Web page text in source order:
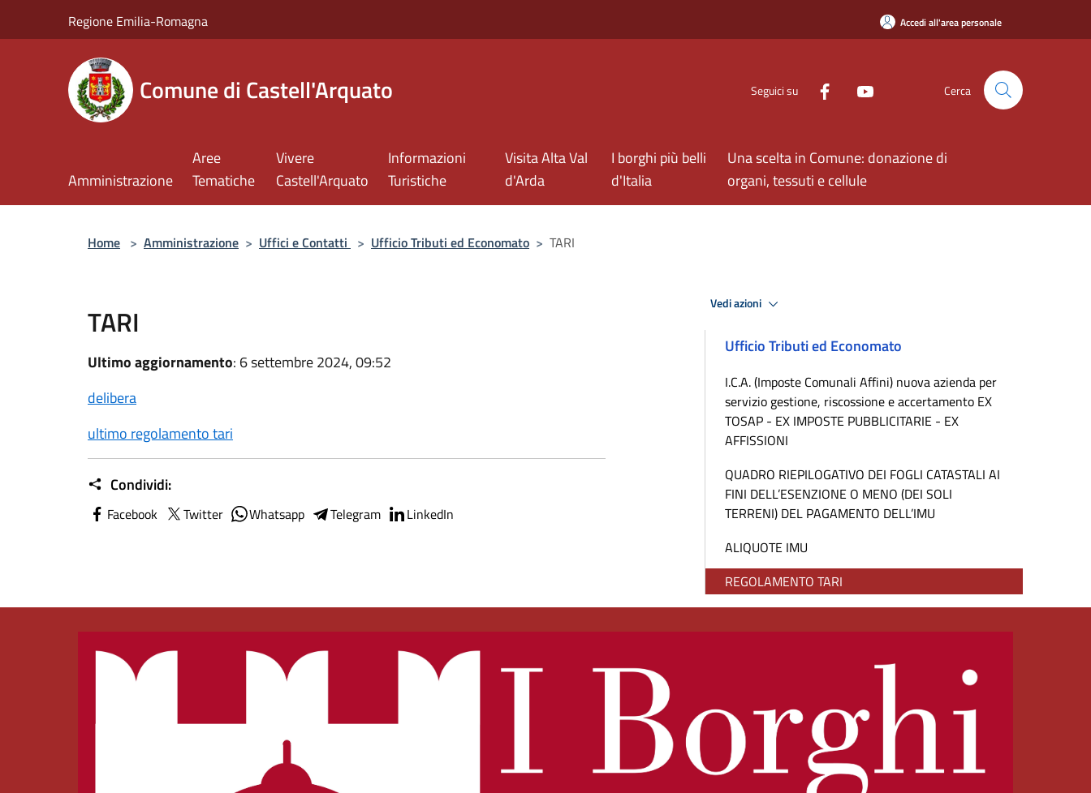
Regione Emilia-Romagna Accedi all'area personale
Comune di Castell'Arquato Seguici su Cerca
Amministrazione
Aree
Tematiche
Vivere
Castell'Arquato
Informazioni
Turistiche
Visita Alta Val
d'Arda
I borghi più belli
d'Italia
Una scelta in Comune: donazione di
organi, tessuti e cellule
Home > Amministrazione > Uffici e Contatti > Ufficio Tributi ed Economato > TARI
TARI
Ultimo aggiornamento: 6 settembre 2024, 09:52
delibera
ultimo regolamento tari
Condividi:
Facebook Twitter Whatsapp Telegram LinkedIn
Vedi azioni
Ufficio Tributi ed Economato
I.C.A. (Imposte Comunali Affini) nuova azienda per
servizio gestione, riscossione e accertamento EX
TOSAP - EX IMPOSTE PUBBLICITARIE - EX
AFFISSIONI
QUADRO RIEPILOGATIVO DEI FOGLI CATASTALI AI
FINI DELL’ESENZIONE O MENO (DEI SOLI
TERRENI) DEL PAGAMENTO DELL’IMU
ALIQUOTE IMU
REGOLAMENTO TARI